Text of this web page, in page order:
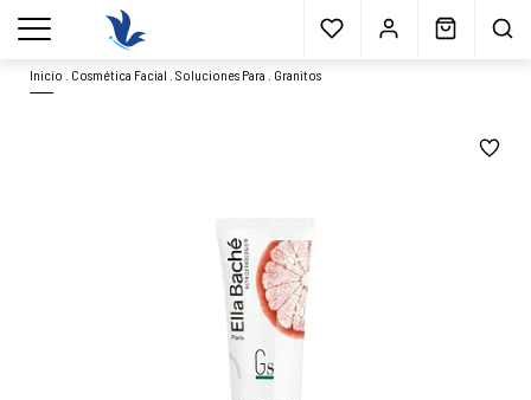
Envío gratisa partir 40€* Muestras gratis Blog
menu
Inicio Cosmética Facial .Soluciones Para Granitos